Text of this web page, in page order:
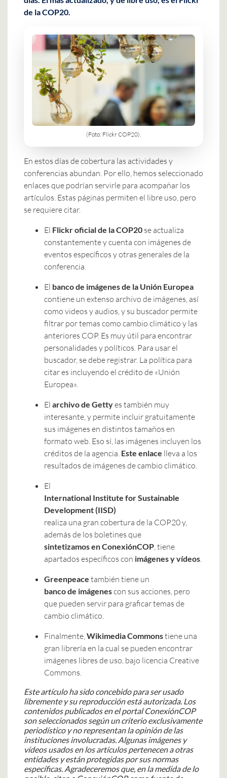
de la COP20.
(Foto: Flickr COP20).
En estos días de cobertura las actividades y
conferencias abundan. Por ello, hemos seleccionado
enlaces que podrían servirle para acompañar los
artículos. Estas páginas permiten el libre uso, pero
se requiere citar.
El Flickr oficial de la COP20 se actualiza
constantemente y cuenta con imágenes de
eventos específicos y otras generales de la
conferencia.
El banco de imágenes de la Unión Europea
contiene un extenso archivo de imágenes, así
como videos y audios, y su buscador permite
filtrar por temas como cambio climático y las
anteriores COP. Es muy útil para encontrar
personalidades y políticos. Para usar el
buscador, se debe registrar. La política para
citar es incluyendo el crédito de «Unión
Europea».
El archivo de Gettyes también muy
interesante, y permite incluir gratuitamente
sus imágenes en distintos tamaños en
formato web. Eso sí, las imágenes incluyen los
créditos de la agencia. Este enlace lleva a los
resultados de imágenes de cambio climático.
El
International Institute for Sustainable
Development (IISD)
realiza una gran cobertura de la COP20 y,
además de los boletines que
sintetizamos en ConexiónCOP, tiene
apartados específicos con imágenes y vídeos.
Greenpeace también tiene un
banco de imágenescon sus acciones, pero
que pueden servir para graficar temas de
cambio climático.
Finalmente,Wikimedia Commonstiene una
gran librería en la cual se pueden encontrar
imágenes libres de uso, bajo licencia Creative
Commons.
Este artículo ha sido concebido para ser usado
libremente y su reproducción está autorizada. Los
contenidos publicados en el portal ConexiónCOP
son seleccionados según un criterio exclusivamente
periodístico y no representan la opinión de las
instituciones involucradas. Algunas imágenes y
vídeos usados en los artículos pertenecen a otras
entidades y están protegidas por sus normas
específicas. Agradeceremos que, en la medida de lo